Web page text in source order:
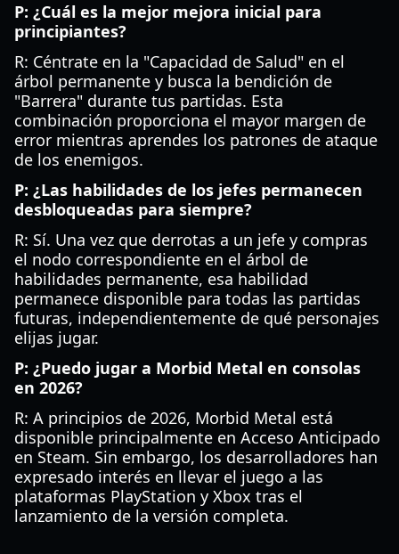
P: ¿Cuál es la mejor mejora inicial para
principiantes?
R: Céntrate en la "Capacidad de Salud" en el
árbol permanente y busca la bendición de
"Barrera" durante tus partidas. Esta
combinación proporciona el mayor margen de
error mientras aprendes los patrones de ataque
de los enemigos.
P: ¿Las habilidades de los jefes permanecen
desbloqueadas para siempre?
R: Sí. Una vez que derrotas a un jefe y compras
el nodo correspondiente en el árbol de
habilidades permanente, esa habilidad
permanece disponible para todas las partidas
futuras, independientemente de qué personajes
elijas jugar.
P: ¿Puedo jugar a Morbid Metal en consolas
en 2026?
R: A principios de 2026, Morbid Metal está
disponible principalmente en Acceso Anticipado
en Steam. Sin embargo, los desarrolladores han
expresado interés en llevar el juego a las
plataformas PlayStation y Xbox tras el
lanzamiento de la versión completa.